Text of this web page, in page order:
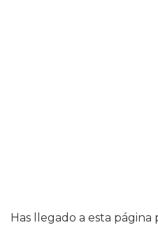
Has llegado a esta